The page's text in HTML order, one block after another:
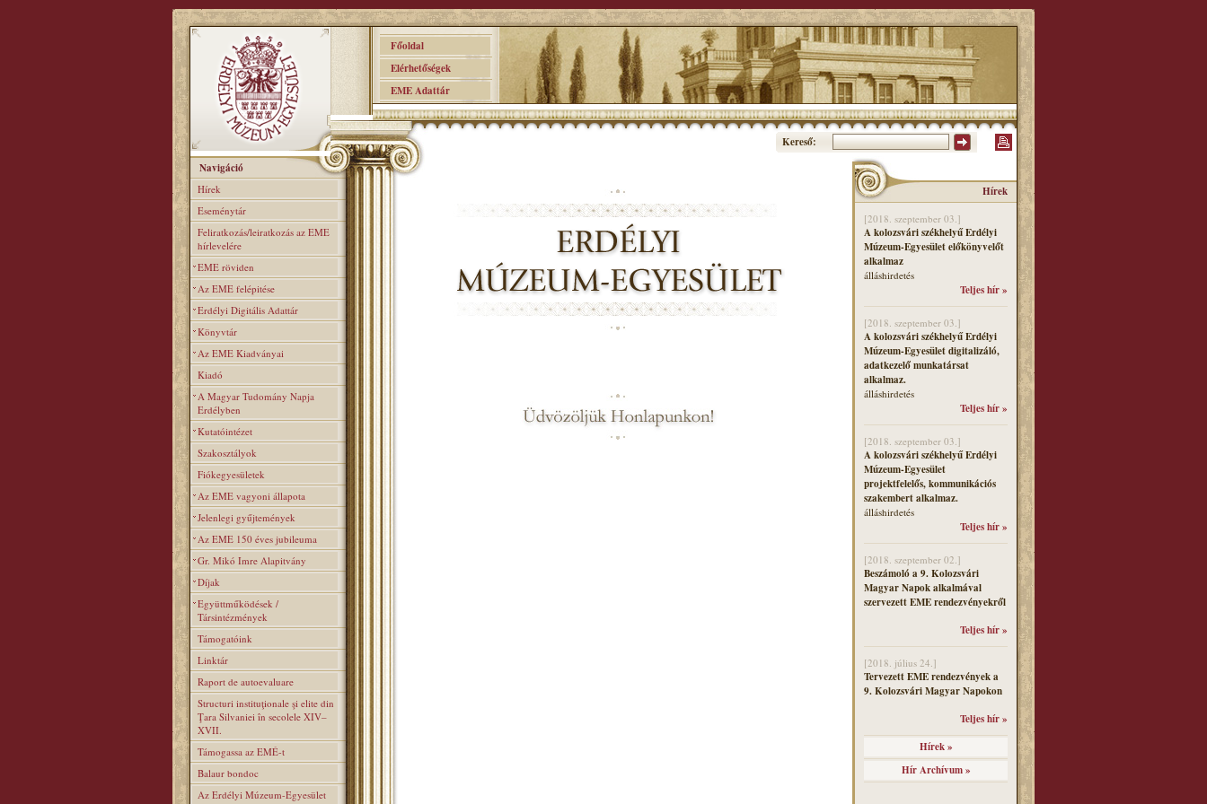
Főoldal
Elérhetőségek
EME Adattár
Kereső:
Navigáció
Hírek
Eseménytár
Feliratkozás/leiratkozás az EME
hírlevelére
EME röviden
Az EME felépitése
Erdélyi Digitális Adattár
Könyvtár
Az EME Kiadványai
Kiadó
A Magyar Tudomány Napja
Erdélyben
Kutatóintézet
Szakosztályok
Fiókegyesületek
Az EME vagyoni állapota
Jelenlegi gyűjtemények
Az EME 150 éves jubileuma
Gr. Mikó Imre Alapitvány
Díjak
Együttműködések /
Társintézmények
Támogatóink
Linktár
Raport de autoevaluare
Structuri instituţionale şi elite din
Ţara Silvaniei în secolele XIV–
XVII.
Támogassa az EMÉ-t
Balaur bondoc
Az Erdélyi Múzeum-Egyesület
Hírek
[2018. szeptember 03.]
A kolozsvári székhelyű Erdélyi
Múzeum-Egyesület előkönyvelőt
alkalmaz
álláshirdetés
Teljes hír »
[2018. szeptember 03.]
A kolozsvári székhelyű Erdélyi
Múzeum-Egyesület digitalizáló,
adatkezelő munkatársat
alkalmaz.
álláshirdetés
Teljes hír »
[2018. szeptember 03.]
A kolozsvári székhelyű Erdélyi
Múzeum-Egyesület
projektfelelős, kommunikációs
szakembert alkalmaz.
álláshirdetés
Teljes hír »
[2018. szeptember 02.]
Beszámoló a 9. Kolozsvári
Magyar Napok alkalmával
szervezett EME rendezvényekről
Teljes hír »
[2018. július 24.]
Tervezett EME rendezvények a
9. Kolozsvári Magyar Napokon
Teljes hír »
Hírek »
Hír Archívum »